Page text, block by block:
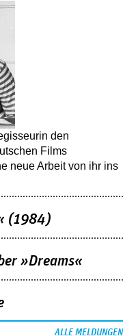
den
Films
neue Arbeit von ihr ins
(1984)
»Dreams«
ALLE MELDUNGEN